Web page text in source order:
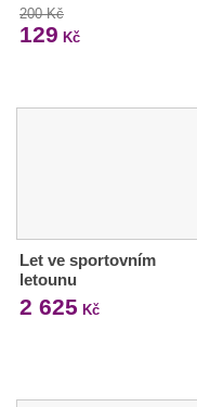
200 Kč
129 Kč
Let ve sportovním
letounu
2 625 Kč